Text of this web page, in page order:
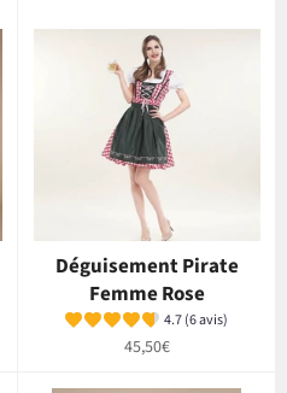
Déguisement Pirate
Femme Rose
4.7 (6 avis)
Prix
45,50€